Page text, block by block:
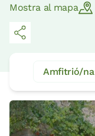
Mostra al mapa
Amfitrió/na